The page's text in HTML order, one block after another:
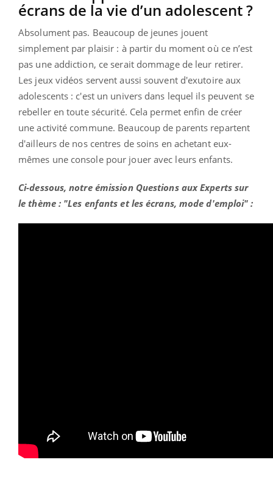
écrans de la vie d’un adolescent ?
Absolument pas. Beaucoup de jeunes jouent
simplement par plaisir : à partir du moment où ce n’est
pas une addiction, ce serait dommage de leur retirer.
Les jeux vidéos servent aussi souvent d'exutoire aux
adolescents : c'est un univers dans lequel ils peuvent se
rebeller en toute sécurité. Cela permet enfin de créer
une activité commune. Beaucoup de parents repartent
d'ailleurs de nos centres de soins en achetant eux-
mêmes une console pour jouer avec leurs enfants.
Ci-dessous, notre émission Questions aux Experts sur
le thème : "Les enfants et les écrans, mode d'emploi" :